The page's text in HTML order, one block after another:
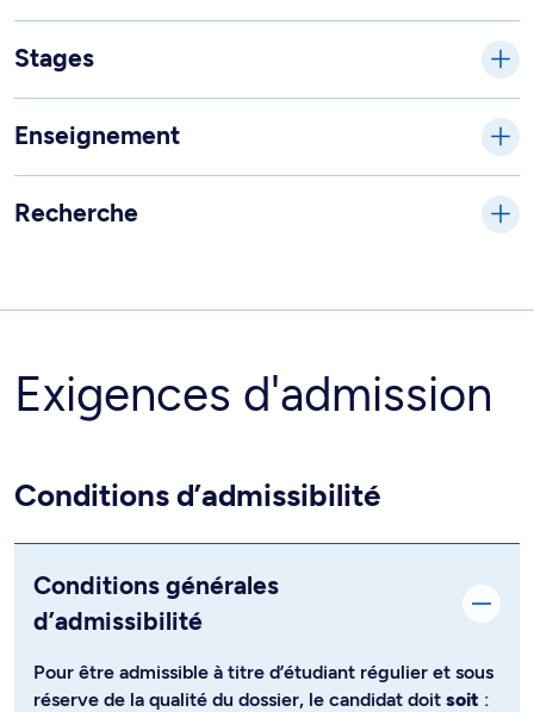
Stages
Enseignement
Recherche
Exigences d'admission
Conditions d’admissibilité
Conditions générales
d’admissibilité
Pour être admissible à titre d’étudiant régulier et sous
réserve de la qualité du dossier, le candidat doit soit :